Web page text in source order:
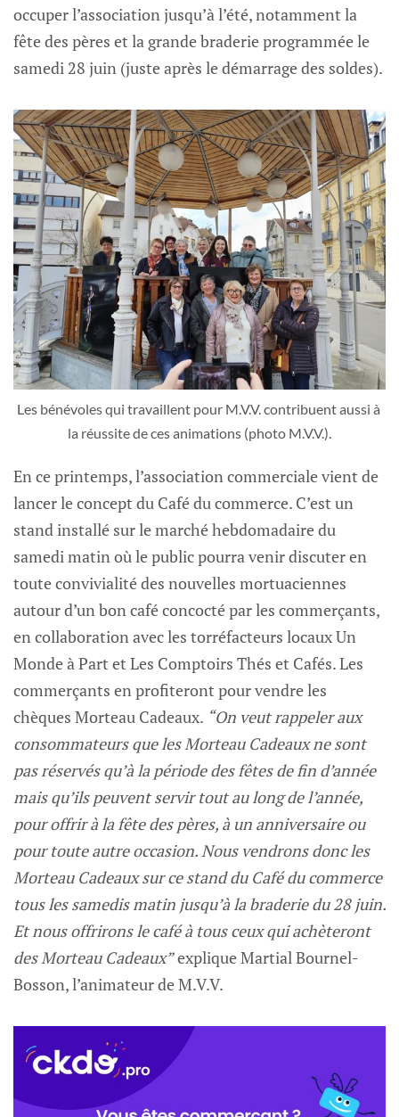
occuper l’association jusqu’à l’été, notamment la
fête des pères et la grande braderie programmée le
samedi 28 juin (juste après le démarrage des soldes).
Les bénévoles qui travaillent pour M.V.V. contribuent aussi à
la réussite de ces animations (photo M.V.V.).
En ce printemps, l’association commerciale vient de
lancer le concept du Café du commerce. C’est un
stand installé sur le marché hebdomadaire du
samedi matin où le public pourra venir discuter en
toute convivialité des nouvelles mortuaciennes
autour d’un bon café concocté par les commerçants,
en collaboration avec les torréfacteurs locaux Un
Monde à Part et Les Comptoirs Thés et Cafés. Les
commerçants en profiteront pour vendre les
chèques Morteau Cadeaux. “On veut rappeler aux
consommateurs que les Morteau Cadeaux ne sont
pas réservés qu’à la période des fêtes de fin d’année
mais qu’ils peuvent servir tout au long de l’année,
pour offrir à la fête des pères, à un anniversaire ou
pour toute autre occasion. Nous vendrons donc les
Morteau Cadeaux sur ce stand du Café du commerce
tous les samedis matin jusqu’à la braderie du 28 juin.
Et nous offrirons le café à tous ceux qui achèteront
des Morteau Cadeaux”explique Martial Bournel-
Bosson, l’animateur de M.V.V.